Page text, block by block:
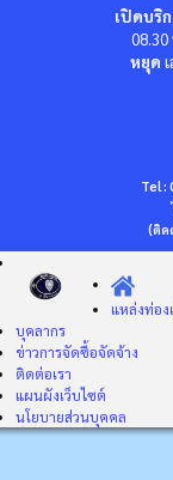
เปิดบริ
08.30
หยุด
Tel :
(ติด
แหล่งท่อง
บุคลากร
ข่าวการจัดซื้อจัดจ้าง
ติดต่อเรา
แผนผังเว็บไซต์
นโยบายส่วนบุคคล